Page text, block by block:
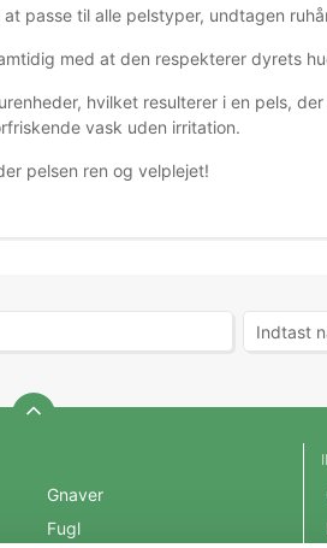
passe til alle pelstyper, undtagen
med at den respekterer dyrets
hvilket resulterer i en pels,
vask uden irritation.
pelsen ren og velplejet!
Gnaver
Fugl